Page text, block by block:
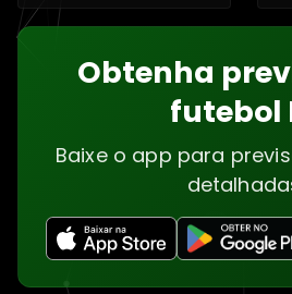
Obtenha
futebol
Baixe o app para